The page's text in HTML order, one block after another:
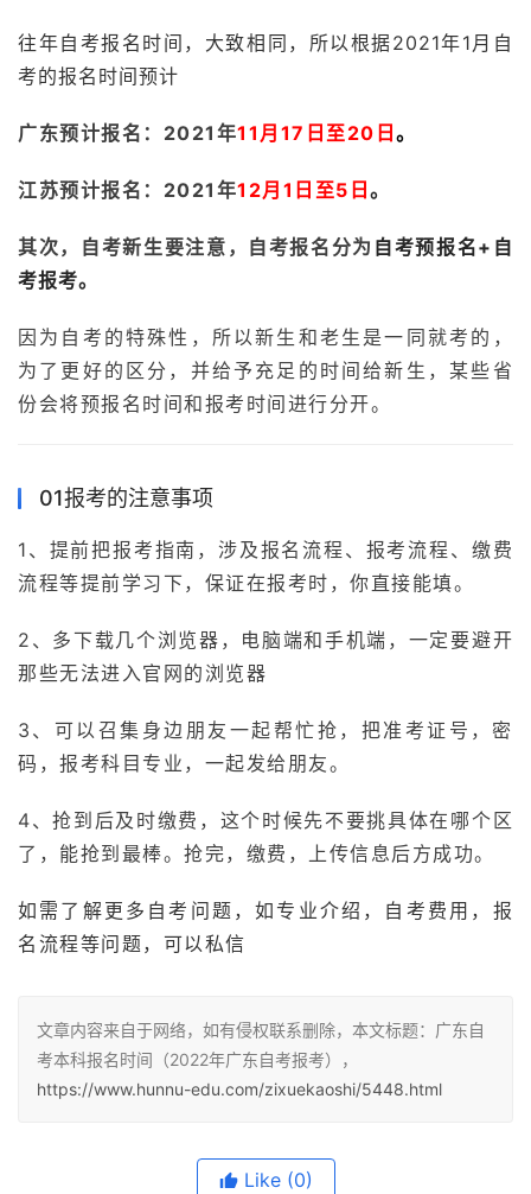
往年自考报名时间，大致相同，所以根据2021年1月自
考的报名时间预计
广东预计报名：2021年11月17日至20日 。
江苏预计报名：2021年12月1日至5日 。
其次，自考新生要注意，自考报名分为 自考预报名+自
考报考。
因为自考的特殊性，所以新生和老生是一同就考的，
为了更好的区分，并给予充足的时间给新生，某些省
份会将预报名时间和报考时间进行分开。
01报考的注意事项
1、提前把报考指南，涉及报名流程、报考流程、缴费
流程等提前学习下，保证在报考时，你直接能填。
2、多下载几个浏览器，电脑端和手机端，一定要避开
那些无法进入官网的浏览器
3、可以召集身边朋友一起帮忙抢，把准考证号，密
码，报考科目专业，一起发给朋友。
4、抢到后及时缴费，这个时候先不要挑具体在哪个区
了，能抢到最棒。抢完，缴费，上传信息后方成功。
如需了解更多自考问题，如专业介绍，自考费用，报
名流程等问题，可以私信
文章内容来自于网络，如有侵权联系删除，本文标题：广东自
考本科报名时间（2022年广东自考报考），
https://www.hunnu-edu.com/zixuekaoshi/5448.html
Like (0)